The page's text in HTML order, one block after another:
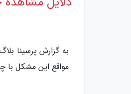
به گزارش پرسینا
مواقع این مشکل با